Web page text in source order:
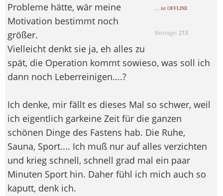
... ist OFFLINE
Beiträge: 213
Probleme hätte, wär meine
Motivation bestimmt noch
größer.
Vielleicht denkt sie ja, eh alles zu
spät, die Operation kommt sowieso, was soll ich
dann noch Leberreinigen....?
Ich denke, mir fällt es dieses Mal so schwer, weil
ich eigentlich garkeine Zeit für die ganzen
schönen Dinge des Fastens hab. Die Ruhe,
Sauna, Sport.... Ich muß nur auf alles verzichten
und krieg schnell, schnell grad mal ein paar
Minuten Sport hin. Daher fühl ich mich auch so
kaputt, denk ich.